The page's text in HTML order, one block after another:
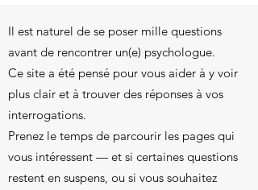
Il est naturel de se poser mille questions
avant de rencontrer un(e) psychologue.
Ce site a été pensé pour vous aider à y voir
plus clair et à trouver des réponses à vos
interrogations.
Prenez le temps de parcourir les pages qui
vous intéressent — et si certaines questions
restent en suspens, ou si vous souhaitez